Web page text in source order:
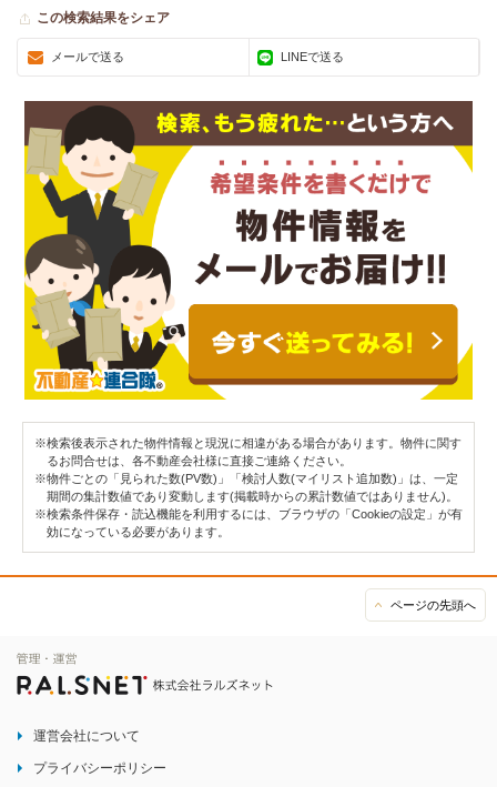
この検索結果をシェア
メールで送る LINEで送る
※検索後表示された物件情報と現況に相違がある場合があります。物件に関す
るお問合せは、各不動産会社様に直接ご連絡ください。
※物件ごとの「見られた数(PV数)」「検討人数(マイリスト追加数)」は、一定
期間の集計数値であり変動します(掲載時からの累計数値ではありません)。
※検索条件保存・読込機能を利用するには、ブラウザの「Cookieの設定」が有
効になっている必要があります。
ページの先頭へ
運営会社について
プライバシーポリシー